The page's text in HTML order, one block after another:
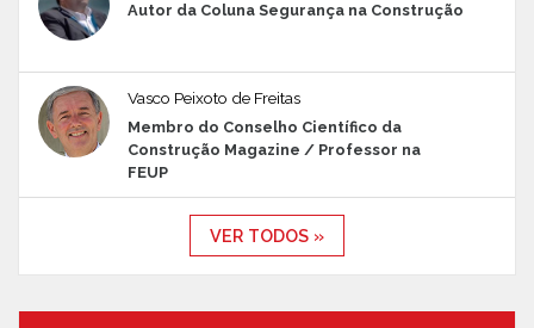
Autor da Coluna Segurança na Construção
Vasco Peixoto de Freitas
Membro do Conselho Científico da
Construção Magazine / Professor na
FEUP
VER TODOS »